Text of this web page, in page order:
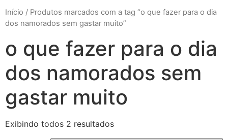
Início / Produtos marcados com a tag “o que fazer para o dia
dos namorados sem gastar muito”
o que fazer para o dia
dos namorados sem
gastar muito
Exibindo todos 2 resultados